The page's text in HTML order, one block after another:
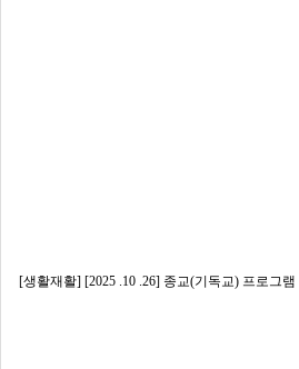
[생활재활] [2025 .10 .26] 종교(기독교) 프로그램